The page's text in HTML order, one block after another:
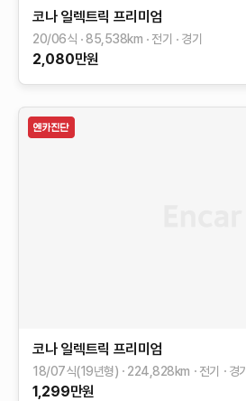
코나 일렉트릭 프리미엄
20/06식 85,538km 전기 경기
2,080만원
코나 일렉트릭 프리미엄
18/07식(19년형) 224,828km 전기 경기
1,299만원